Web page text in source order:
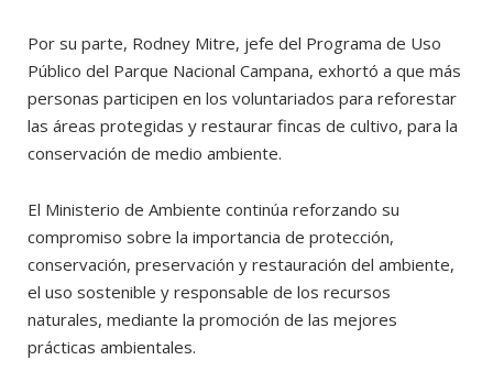
Por su parte, Rodney Mitre, jefe del Programa de Uso
Público del Parque Nacional Campana, exhortó a que más
personas participen en los voluntariados para reforestar
las áreas protegidas y restaurar fincas de cultivo, para la
conservación de medio ambiente.
El Ministerio de Ambiente continúa reforzando su
compromiso sobre la importancia de protección,
conservación, preservación y restauración del ambiente,
el uso sostenible y responsable de los recursos
naturales, mediante la promoción de las mejores
prácticas ambientales.